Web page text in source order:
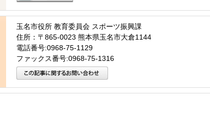
玉名市役所 教育委員会 スポーツ振興課
住所：〒865-0023 熊本県玉名市大倉1144
電話番号:0968-75-1129
ファックス番号:0968-75-1316